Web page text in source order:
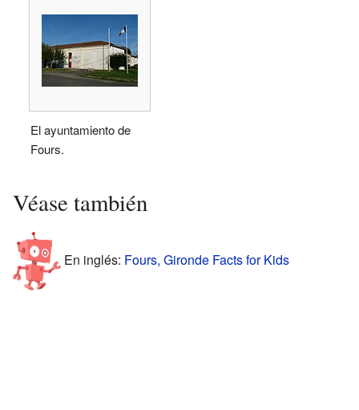
El ayuntamiento de
Fours.
Véase también
En inglés: Fours, Gironde Facts for Kids